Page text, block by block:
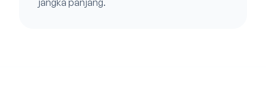
jangka panjang.